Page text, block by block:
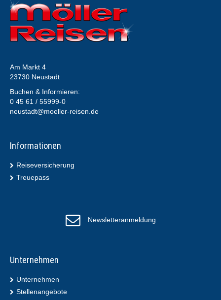
Am Markt 4
23730 Neustadt
Buchen & Informieren:
0 45 61 / 55999-0
neustadt@moeller-reisen.de
Informationen
Reiseversicherung
Treuepass
Newsletteranmeldung
Unternehmen
Unternehmen
Stellenangebote